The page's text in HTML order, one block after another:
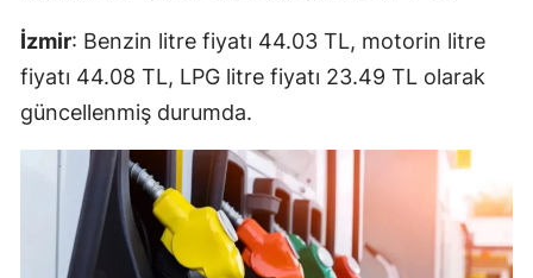
İzmir: Benzin litre fiyatı 44.03 TL, motorin litre
fiyatı 44.08 TL, LPG litre fiyatı 23.49 TL olarak
güncellenmiş durumda.